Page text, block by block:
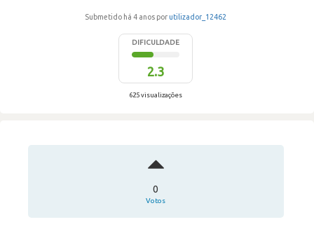
Submetido há 4 anos por utilizador_12462
DIFICULDADE
2.3
625 visualizações
0
Votos